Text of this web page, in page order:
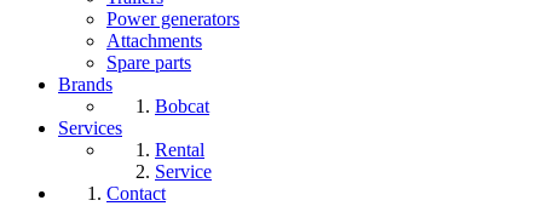
Power generators
Attachments
Spare parts
Brands
Bobcat
Services
Rental
Service
Contact